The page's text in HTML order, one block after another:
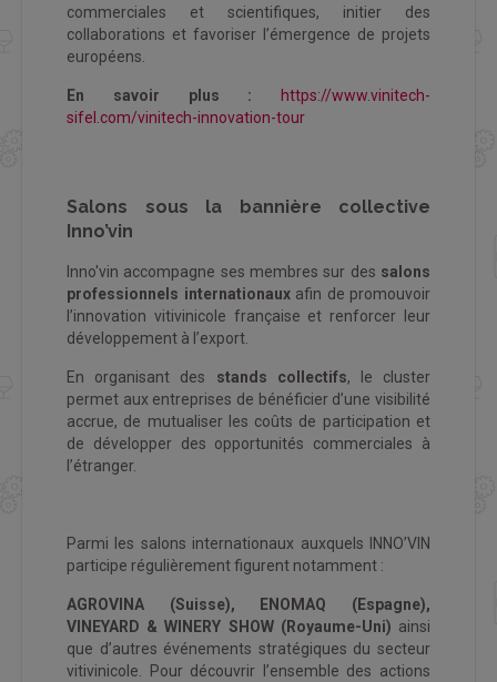
commerciales et scientifiques, initier des
collaborations et favoriser l’émergence de projets
européens.
En savoir plus :
https://www.vinitech-
sifel.com/vinitech-innovation-tour
Salons sous la bannière collective
Inno’vin
Inno'vin accompagne ses membres sur des salons
professionnels internationauxafin de promouvoir
l’innovation vitivinicole française et renforcer leur
développement à l’export.
En organisant des stands collectifs, le cluster
permet aux entreprises de bénéficier d’une visibilité
accrue, de mutualiser les coûts de participation et
de développer des opportunités commerciales à
l’étranger.
Parmi les salons internationaux auxquels INNO’VIN
participe régulièrement figurent notamment :
AGROVINA (Suisse), ENOMAQ (Espagne),
VINEYARD & WINERY SHOW (Royaume-Uni) ainsi
que d’autres événements stratégiques du secteur
vitivinicole. Pour découvrir l’ensemble des actions